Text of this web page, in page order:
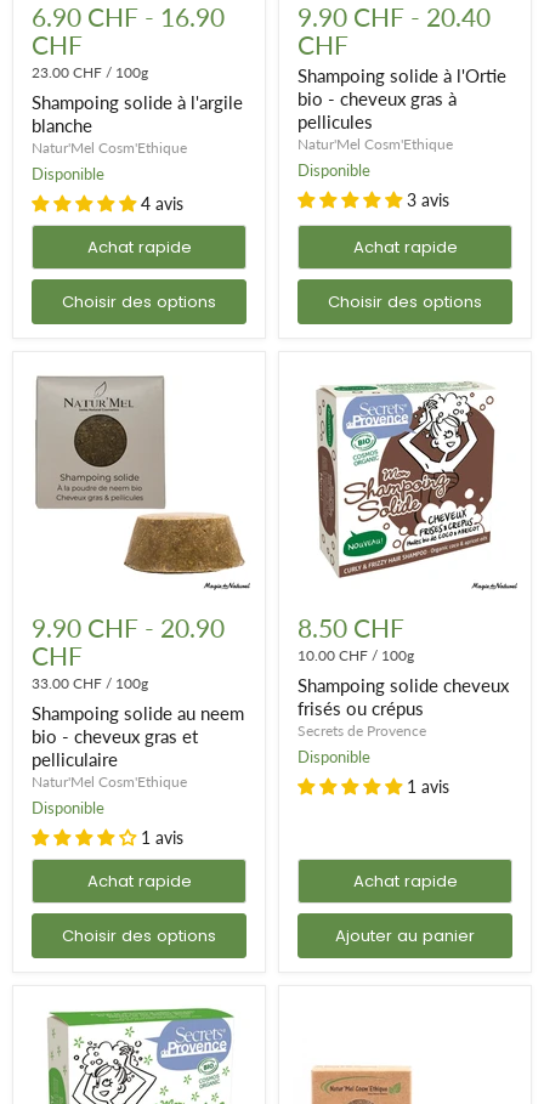
solide
à
l'argile
blanche
6.90 CHF - 16.90
CHF
23.00 CHF / 100g
Shampoing solide à l'argile
blanche
Natur'Mel Cosm'Ethique
Disponible
4 avis
Achat rapide
Choisir des options
solide
l'Ortie
bio
cheveux
gras
à
pellicules
9.90 CHF - 20.40
CHF
Shampoing solide à l'Ortie
bio - cheveux gras à
pellicules
Natur'Mel Cosm'Ethique
Disponible
3 avis
Achat rapide
Choisir des options
solide
au
neem
bio
cheveux
gras
et
pelliculaire
9.90 CHF - 20.90
CHF
33.00 CHF / 100g
Shampoing solide au neem
bio - cheveux gras et
pelliculaire
Natur'Mel Cosm'Ethique
Disponible
1 avis
Achat rapide
Choisir des options
solide
cheveux
frisés
ou
crépus
8.50 CHF
10.00 CHF / 100g
Shampoing solide cheveux
frisés ou crépus
Secrets de Provence
Disponible
1 avis
Achat rapide
Ajouter au panier